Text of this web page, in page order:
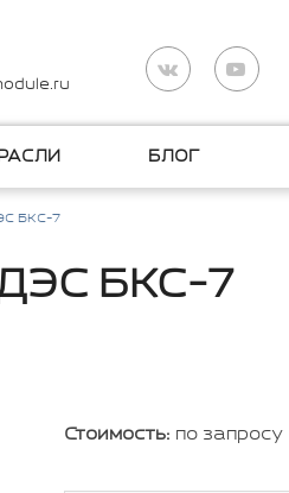
БЛОГ
БКС-7
БКС-7
Стоимость: по запросу